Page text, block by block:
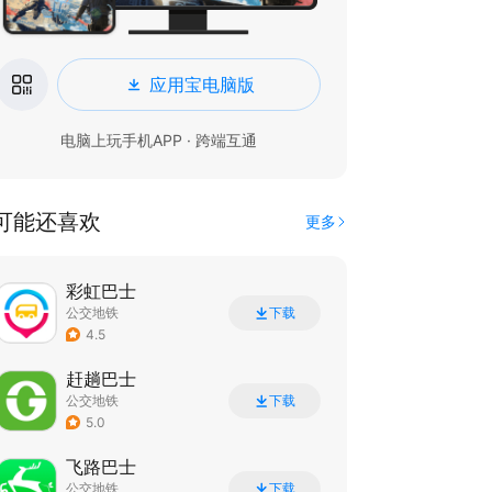
应用宝电脑版
电脑上玩手机APP · 跨端互通
能还喜欢 更多
彩虹巴士
公交地铁
4.5
下载
赶趟巴士
公交地铁
5.0
下载
飞路巴士
公交地铁 下载